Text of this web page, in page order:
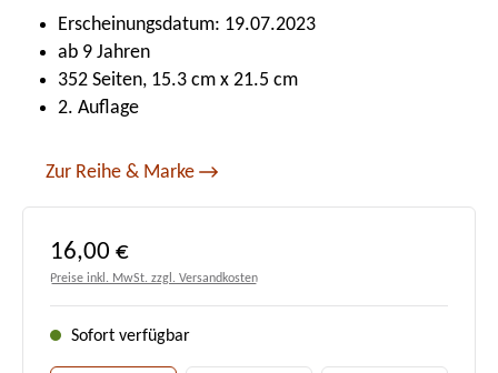
Erscheinungsdatum: 19.07.2023
ab 9 Jahren
352 Seiten, 15.3 cm x 21.5 cm
2. Auflage
Zur Reihe & Marke
Regulärer Preis:
16,00 €
Preise inkl. MwSt. zzgl. Versandkosten
Sofort verfügbar